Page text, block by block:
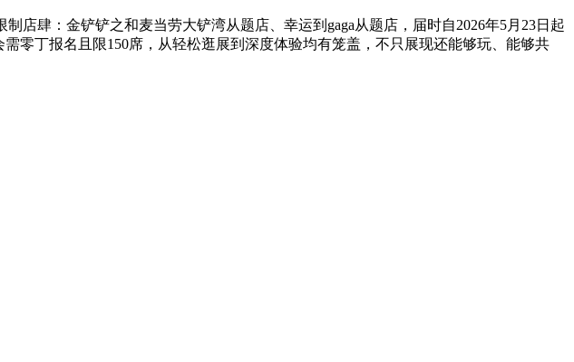
肆：金铲铲之和麦当劳大铲湾从题店、幸运到gaga从题店，届时自2026年5月23日起
零丁报名且限150席，从轻松逛展到深度体验均有笼盖，不只展现还能够玩、能够共